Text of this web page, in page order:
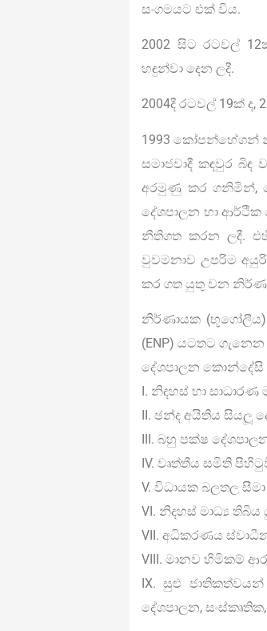
සංගමයට එක් විය.
2002 සිට රටවල්
හඳුන්වා දෙන ලදී.
2004දී රටවල් 19ක්
1993 කෝපන්හේගන්
සමාජවාදී කඳවුර
අරමුණු කර ගනිමින්,
දේශපාලන හා
නීතිගත කරන ලදී.
වුවමනාව උපරිම
කර ගත යුතු වන
නිර්ණායක (භූගෝලීය)
(ENP) යටතට
දේශපාලන කොන්දේසි
I. නිදහස් හා
II. ඡන්ද අයිතිය සියලූ
III. බහු පක්ෂ
IV. වෘත්තීය සමිති
V. විධායක බලතල
VI. නිදහස් මාධ්‍ය තිබිය
VII. අධිකරණය
VIII. මානව හිමිකම්
IX. සුළු
දේශපාලන,